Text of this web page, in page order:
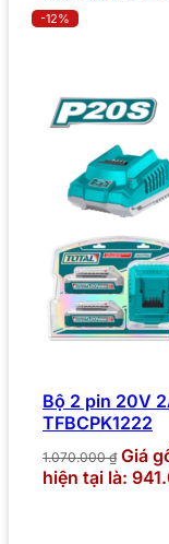
-12%
Bộ 2 pin 20V
TFBCPK1222
1.070.000₫ Giá
hiện tại là: